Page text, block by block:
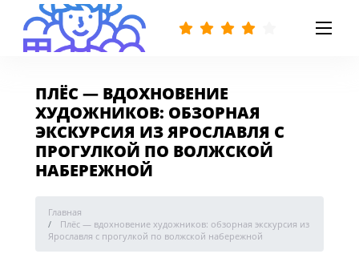
ПЛЁС — ВДОХНОВЕНИЕ
ХУДОЖНИКОВ: ОБЗОРНАЯ
ЭКСКУРСИЯ ИЗ ЯРОСЛАВЛЯ С
ПРОГУЛКОЙ ПО ВОЛЖСКОЙ
НАБЕРЕЖНОЙ
Главная
Плёс — вдохновение художников: обзорная экскурсия из
Ярославля с прогулкой по волжской набережной